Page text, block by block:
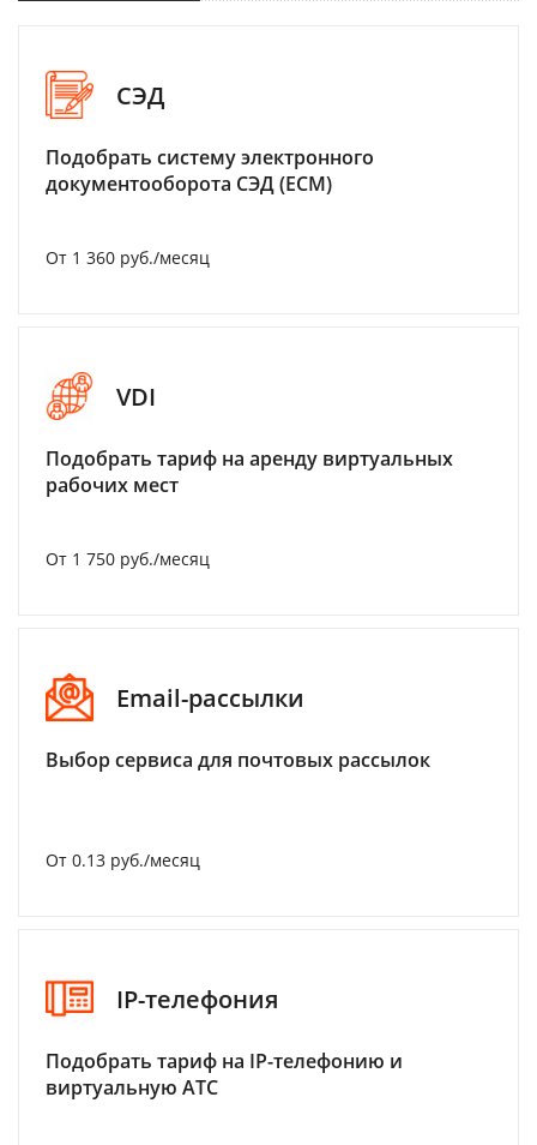
СЭД
Подобрать систему электронного
документооборота СЭД (ECM)
От 1 360 руб./месяц
VDI
Подобрать тариф на аренду виртуальных
рабочих мест
От 1 750 руб./месяц
Email-рассылки
Выбор сервиса для почтовых рассылок
От 0.13 руб./месяц
IP-телефония
Подобрать тариф на IP-телефонию и
виртуальную АТС